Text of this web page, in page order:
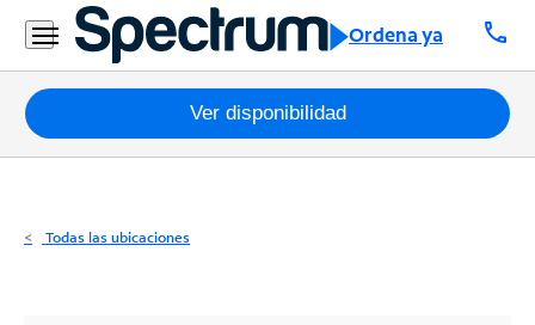
Ordena ya call
Residencial
Business
Paquetes
Internet
Ver disponibilidad
Todas las ubicaciones